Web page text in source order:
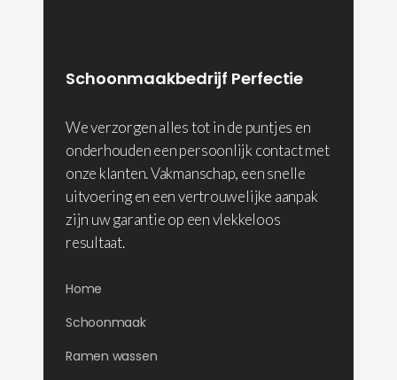
Schoonmaakbedrijf Perfectie
We verzorgen alles tot in de puntjes en
onderhouden een persoonlijk contact met
onze klanten. Vakmanschap, een snelle
uitvoering en een vertrouwelijke aanpak
zijn uw garantie op een vlekkeloos
resultaat.
Home
Schoonmaak
Ramen wassen